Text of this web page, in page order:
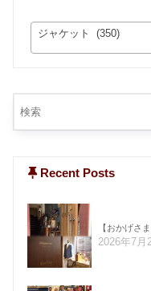
ジャケット (350)
Recent Posts
【おかげさ
2026年7月